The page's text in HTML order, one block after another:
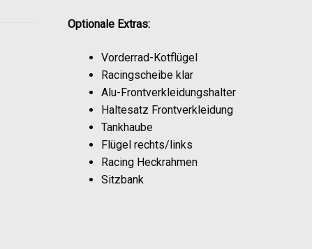
Optionale Extras:
Vorderrad-Kotflügel
Racingscheibe klar
Alu-Frontverkleidungshalter
Haltesatz Frontverkleidung
Tankhaube
Flügel rechts/links
Racing Heckrahmen
Sitzbank